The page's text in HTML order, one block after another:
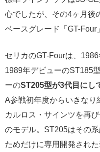
心でしたが、その4ヶ月後
ベースグレード「GT-Four
セリカのGT-Fourは、
1989年デビューのST185
ーのST205型が3代目にし
A参戦初年度からいきなり
カルロス・サインツを再
のモデル。ST205はその
ためだけに専用開発され